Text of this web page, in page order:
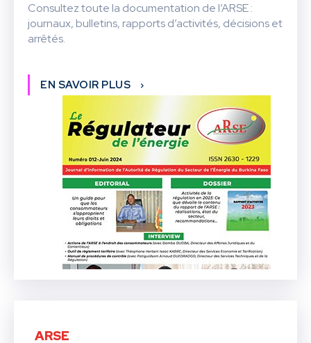
Consultez toute la documentation de l’ARSE :
journaux, bulletins, rapports d’activités, décisions et
arrêtés.
EN SAVOIR PLUS
ARSE